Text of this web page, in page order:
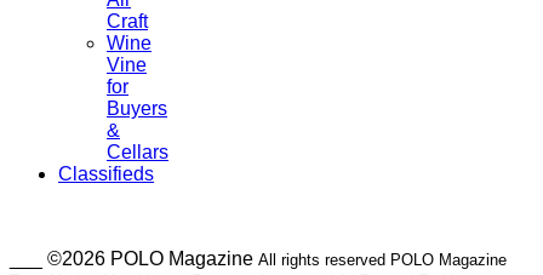
Craft
Wine
Vine
for
Buyers
&
Cellars
Classifieds
___ ©2026 POLO Magazine All rights reserved POLO Magazine